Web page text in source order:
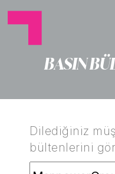
BASIN
Dilediğiniz
bültenlerini